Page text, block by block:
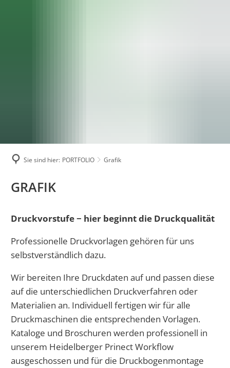
Sie sind hier: PORTFOLIO Grafik
GRAFIK
GRAFIK
Druckvorstufe − hier beginnt die Druckqualität
Professionelle Druckvorlagen gehören für uns
selbstverständlich dazu.
Wir bereiten Ihre Druckdaten auf und passen diese
auf die unterschiedlichen Druckverfahren oder
Materialien an. Individuell fertigen wir für alle
Druckmaschinen die entsprechenden Vorlagen.
Kataloge und Broschuren werden professionell in
unserem Heidelberger Prinect Workflow
ausgeschossen und für die Druckbogenmontage